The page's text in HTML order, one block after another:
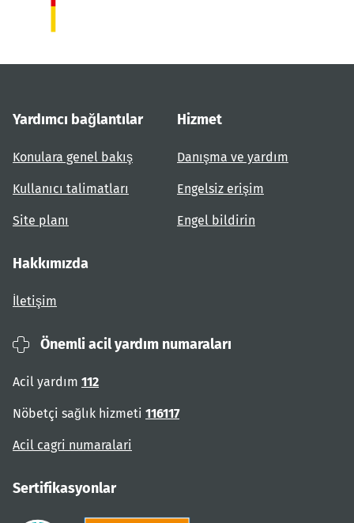
Yardımcı bağlantılar
Konulara genel bakış
Kullanıcı talimatları
Site planı
Hizmet
Danışma ve yardım
Engelsiz erişim
Engel bildirin
Hakkımızda
İletişim
Önemli acil yardım numaraları
Acil yardım 112
Nöbetçi sağlık hizmeti 116117
Acil cagri numaralari
Sertifikasyonlar